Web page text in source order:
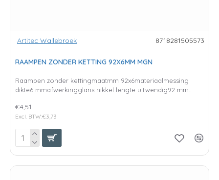
Artitec Wallebroek 8718281505573
RAAMPEN ZONDER KETTING 92X6MM MGN
Raampen zonder kettingmaatmm 92x6materiaalmessing
dikte6 mmafwerkingglans nikkel lengte uitwendig92 mm..
€4,51
Excl. BTW:€3,73